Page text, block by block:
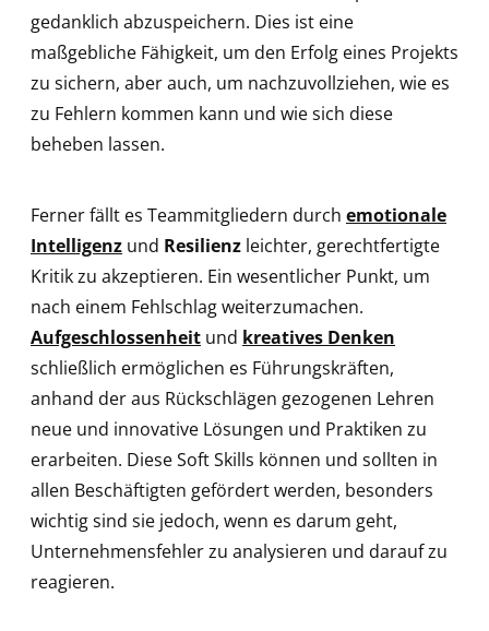
gedanklich abzuspeichern. Dies ist eine
maßgebliche Fähigkeit, um den Erfolg eines Projekts
zu sichern, aber auch, um nachzuvollziehen, wie es
zu Fehlern kommen kann und wie sich diese
beheben lassen.
Ferner fällt es Teammitgliedern durch emotionale
Intelligenz und Resilienz leichter, gerechtfertigte
Kritik zu akzeptieren. Ein wesentlicher Punkt, um
nach einem Fehlschlag weiterzumachen.
Aufgeschlossenheit und kreatives Denken
schließlich ermöglichen es Führungskräften,
anhand der aus Rückschlägen gezogenen Lehren
neue und innovative Lösungen und Praktiken zu
erarbeiten. Diese Soft Skills können und sollten in
allen Beschäftigten gefördert werden, besonders
wichtig sind sie jedoch, wenn es darum geht,
Unternehmensfehler zu analysieren und darauf zu
reagieren.